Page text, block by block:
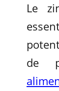
Le
de